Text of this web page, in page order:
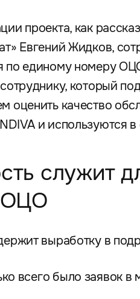
проекта, как
Евгений Жидков,
по единому номеру
который
оценить качество
и используются
служит
ОЦО
выработку в
всего было заявок в